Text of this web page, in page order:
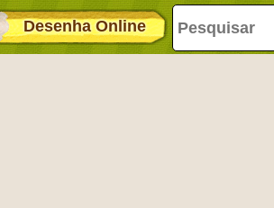
Desenha Online